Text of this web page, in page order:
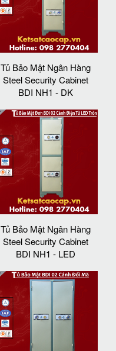
Tủ Bảo Mật Ngân Hàng
Steel Security Cabinet
BDI NH1 - DK
Tủ Bảo Mật Ngân Hàng
Steel Security Cabinet
BDI NH1 - LED